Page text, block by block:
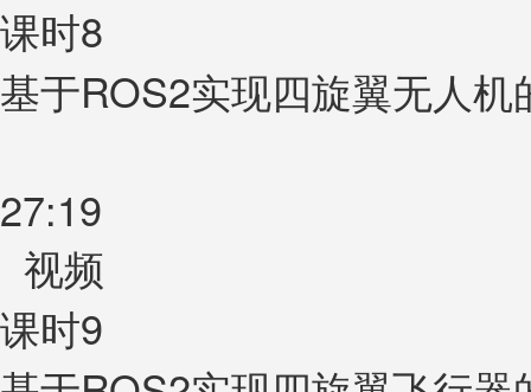
课时8
基于ROS2实现四旋翼无人机
27:19
视频
课时9